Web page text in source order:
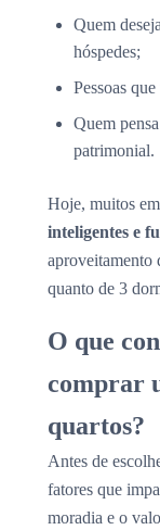
Quem
hóspedes;
Pessoas
Quem
patrimonial.
Hoje, muitos
inteligentes e
aproveitamento
quanto de 3
O que
comprar
quartos?
Antes de
fatores que
moradia e o